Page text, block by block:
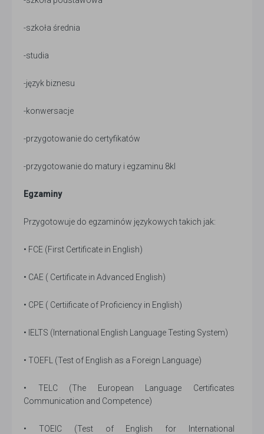
-szkoła średnia
-studia
-język biznesu
-konwersacje
-przygotowanie do certyfikatów
-przygotowanie do matury i egzaminu 8kl
Egzaminy
Przygotowuje do egzaminów językowych takich jak:
• FCE (First Certificate in English)
• CAE ( Certificate in Advanced English)
• CPE ( Certiificate of Proficiency in English)
• IELTS (International English Language Testing System)
• TOEFL (Test of English as a Foreign Language)
• TELC (The European Language Certificates
Communication and Competence)
• TOEIC (Test of English for International